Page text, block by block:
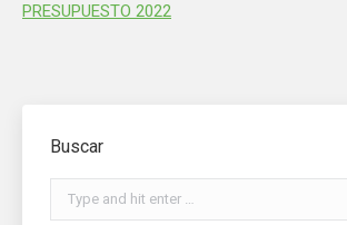
PRESUPUESTO 2022
Buscar
Search: